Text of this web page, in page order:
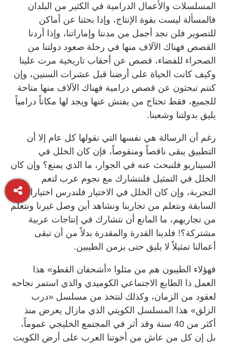
المسلسلات والأعمال الدرامية في الكثير من البلدان
فالمسألة ليست بقوة الإنتاج، وإذا بحثنا عن أماكن
للتصوير فلن نجد أجمل من مدننا وإماراتنا، وإذا أردنا
القصص فهناك الآلاف منها في رحلة صعود دولتنا من
الصحراء للفضاء، قصص عن أحقاب تاريخية مرت علينا
وكيف كانت الحياة على أرضنا قبل عشرات السنين، وإن
كنتم تبحثون عن قصص درامية فهناك الآلاف منها متاحة
للجميع، فقط تحتاج من يفتش عنها ويجد لها مكاناً درامياً
يليق بدولتنا وشعبنا.
رغم أن الرسالة هي نفسها التي نقولها كل عام إلا أن
التطبيق يبقى ناقصاً ومنقوصاً، فإن كان الخلل في
السيناريو فلنبحث عنه في الجوار، ما الذي يمنع؟ وإن كان
الخلل في التمثيل فلنتشارك مع نجوم عرب لتعم
التجربة، وإن كان الخلل في الاختيار فلندرس اختياراتنا
السابقة ونتعلم من تجاربنا ونشاهد أين وصل غيرنا ونتعلم
من تجاربهم، ما المانع أن نتشارك في إنتاجات عربية
مشتركة؟! فلدينا القدرة والمقدرة بدلاً من أن تبقى
أعمالنا تمثيلاً لا يليق حتى بزمن الطيبين.
فهؤلاء الطيبون هم من مثلوا «أشحفان القطو» هذا
العمل ذا الطابع الاجتماعي الكوميدي والذي استمر نجاحه
لعقود من الزمان، وكذلك لنتخذ من مسلسل «درب
الزلق» هذا المسلسل الكويتي الذي مازال يعرض منذ
أكثر من 40 سنة وقد أثر في المجتمع الخليجي عموماً،
بل إن كل من عاش من أخوتنا العرب على أرض الكويت